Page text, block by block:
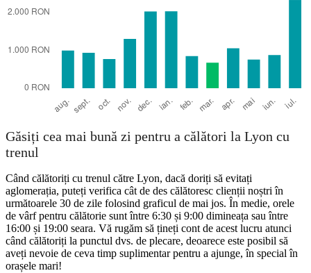
Santander
Găsiți cea mai bună zi pentru a călători la Lyon cu
trenul
Când călătoriți cu trenul către Lyon, dacă doriți să evitați
aglomerația, puteți verifica cât de des călătoresc clienții noștri în
următoarele 30 de zile folosind graficul de mai jos. În medie, orele
de vârf pentru călătorie sunt între 6:30 și 9:00 dimineața sau între
16:00 și 19:00 seara. Vă rugăm să țineți cont de acest lucru atunci
când călătoriți la punctul dvs. de plecare, deoarece este posibil să
aveți nevoie de ceva timp suplimentar pentru a ajunge, în special în
orașele mari!